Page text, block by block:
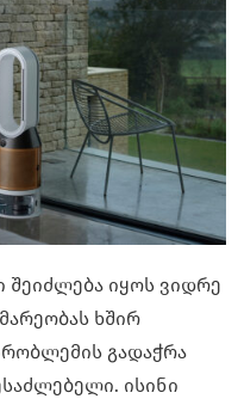
შეიძლება იყოს ვიდრე
ხშირ
გადაჭრა
ისინი